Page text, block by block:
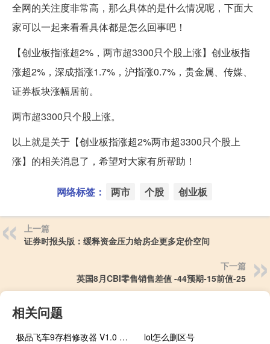
全网的关注度非常高，那么具体的是什么情况呢，下面大
家可以一起来看看具体都是怎么回事吧！
【创业板指涨超2%，两市超3300只个股上涨】创业板指
涨超2%，深成指涨1.7%，沪指涨0.7%，贵金属、传媒、
证券板块涨幅居前。
两市超3300只个股上涨。
以上就是关于【创业板指涨超2%两市超3300只个股上
涨】的相关消息了，希望对大家有所帮助！
网络标签： 两市 个股 创业板
上一篇
证券时报头版：缓释资金压力给房企更多定价空间
下一篇
英国8月CBI零售销售差值 -44预期-15前值-25
相关问题
极品飞车9存档修改器 V1.0 绿色免费版（极品飞车9存档修改器 V1.0 绿色免费版功能简介）
lol怎么删区号